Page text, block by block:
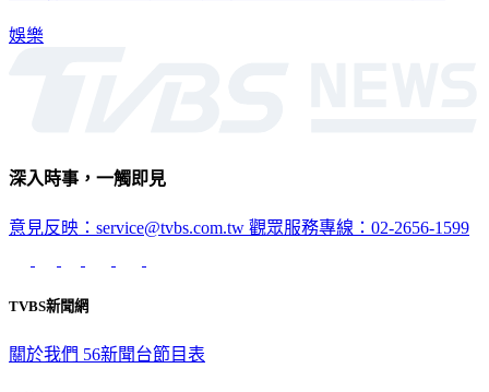
娛樂
深入時事，一觸即見
意見反映：service@tvbs.com.tw 觀眾服務專線：02-2656-1599
TVBS新聞網
關於我們 56新聞台節目表